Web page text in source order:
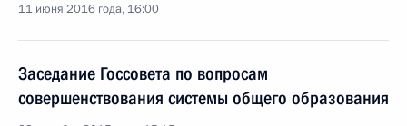
11 июня 2016 года, 16:00
Заседание Госсовета по вопросам
совершенствования системы общего образования